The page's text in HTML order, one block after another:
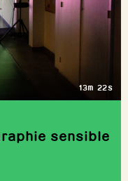
13m 22s
sensible